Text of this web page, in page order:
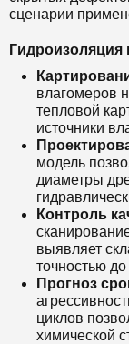
сценарии
Гидроизоляция
влагомеров
тепловой
источники
модель
диаметры
Контроль
выявляет
точностью
Прогноз
циклов
химической